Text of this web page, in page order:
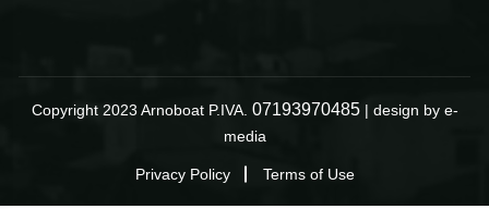
Copyright 2023 Arnoboat P.IVA. 07193970485 | design by e-
media
Privacy Policy Terms of Use